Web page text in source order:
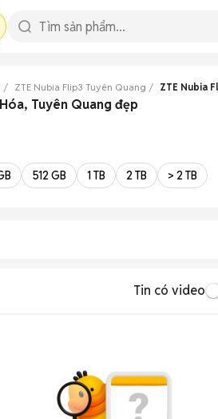
ZTE Nubia Flip3 Tuyên Quang ZTE Nubia
Tuyên Quang đẹp
512 GB 1 TB 2 TB > 2 TB
Tin có video